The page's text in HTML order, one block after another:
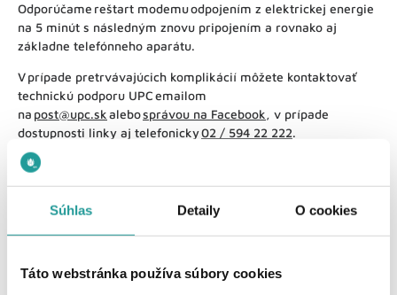
Súhlas Detaily O cookies
Táto webstránka používa súbory cookies
Odporúčame reštart modemu odpojením z elektrickej energie
na 5 minút s následným znovu pripojením a rovnako aj
základne telefónneho aparátu.
V prípade pretrvávajúcich komplikácií môžete kontaktovať
technickú podporu UPC emailom
na post@upc.skalebosprávou na Facebook, v prípade
dostupnosti linky aj telefonicky02 / 594 22 222.
Pomohol Vám tento článok?